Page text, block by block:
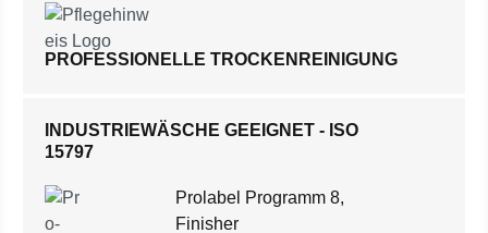
PROFESSIONELLE TROCKENREINIGUNG
INDUSTRIEWÄSCHE GEEIGNET - ISO
15797
Prolabel Programm 8,
Finisher